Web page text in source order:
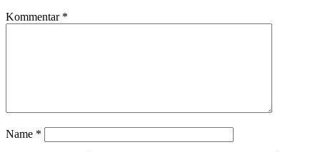
Kommentar *
Name *